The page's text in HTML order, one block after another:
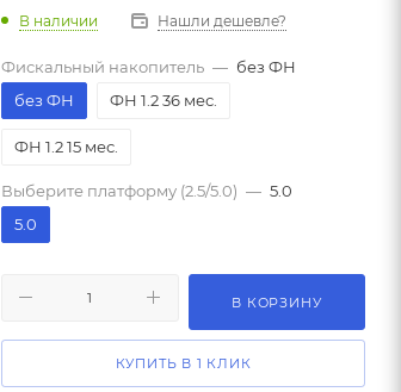
В наличии Нашли дешевле?
Фискальный накопитель — без ФН
без ФН
ФН 1.2 36 мес.
ФН 1.2 15 мес.
Выберите платформу (2.5/5.0) — 5.0
5.0
В КОРЗИНУ
КУПИТЬ В 1 КЛИК